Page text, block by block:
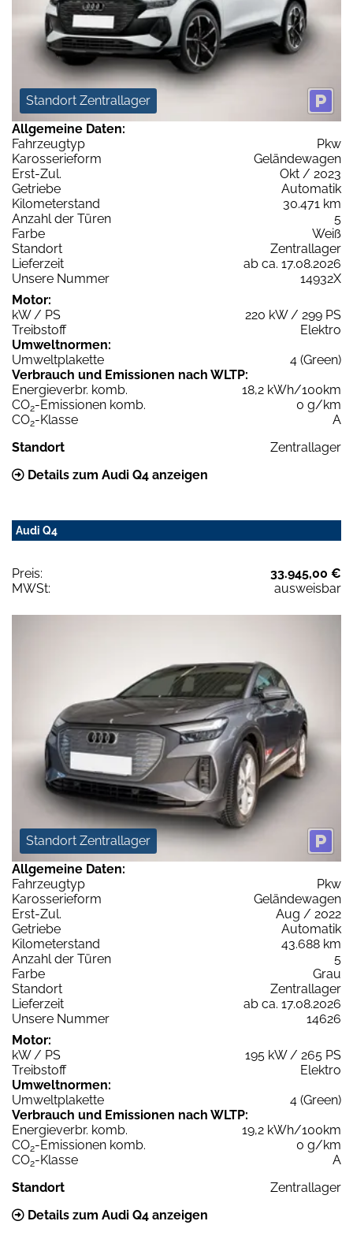
Standort Zentrallager
Allgemeine Daten:
Fahrzeugtyp
Pkw
Karosserieform
Geländewagen
Erst-Zul.
Okt / 2023
Getriebe
Automatik
Kilometerstand
30.471 km
Anzahl der Türen
5
Farbe
Weiß
Standort
Zentrallager
Lieferzeit
ab ca. 17.08.2026
Unsere Nummer
14932X
Motor:
kW / PS
220 kW / 299 PS
Treibstoff
Elektro
Umweltnormen:
Umweltplakette
4 (Green)
Verbrauch und Emissionen nach WLTP:
Energieverbr. komb.
18,2 kWh/100km
CO2-Emissionen komb.
0 g/km
CO2-Klasse
A
Standort
Zentrallager
Details zum Audi Q4 anzeigen
Audi Q4
Preis:
33.945,00 €
MWSt:
ausweisbar
Standort Zentrallager
Allgemeine Daten:
Fahrzeugtyp
Pkw
Karosserieform
Geländewagen
Erst-Zul.
Aug / 2022
Getriebe
Automatik
Kilometerstand
43.688 km
Anzahl der Türen
5
Farbe
Grau
Standort
Zentrallager
Lieferzeit
ab ca. 17.08.2026
Unsere Nummer
14626
Motor:
kW / PS
195 kW / 265 PS
Treibstoff
Elektro
Umweltnormen:
Umweltplakette
4 (Green)
Verbrauch und Emissionen nach WLTP:
Energieverbr. komb.
19,2 kWh/100km
CO2-Emissionen komb.
0 g/km
CO2-Klasse
A
Standort
Zentrallager
Details zum Audi Q4 anzeigen